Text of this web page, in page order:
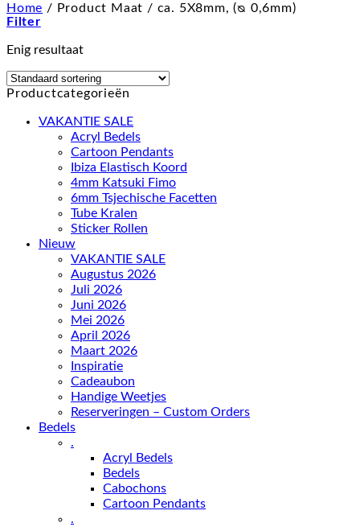
Home / Product Maat / ca. 5X8mm, (ᴓ 0,6mm)
Filter
Enig resultaat
Productcategorieën
VAKANTIE SALE
Acryl Bedels
Cartoon Pendants
Ibiza Elastisch Koord
4mm Katsuki Fimo
6mm Tsjechische Facetten
Tube Kralen
Sticker Rollen
Nieuw
VAKANTIE SALE
Augustus 2026
Juli 2026
Juni 2026
Mei 2026
April 2026
Maart 2026
Inspiratie
Cadeaubon
Handige Weetjes
Reserveringen – Custom Orders
Bedels
.
Acryl Bedels
Bedels
Cabochons
Cartoon Pendants
.